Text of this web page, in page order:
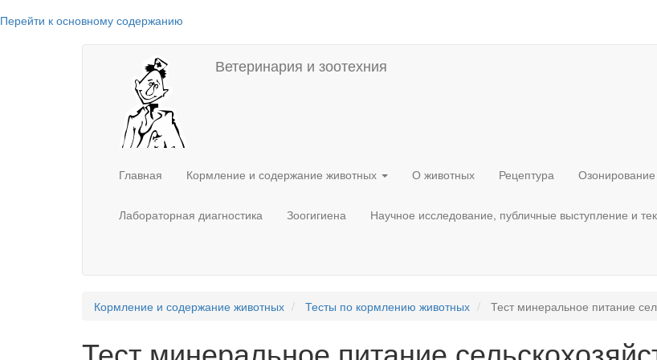
Перейти к основному содержанию
Ветеринария и зоотехния
Main
navigation
Главная Кормление и содержание животных О животных Рецептура
Лабораторная диагностика Зоогигиена Научное исследование, публичные выступление и
User
account
menu
Кормление и содержание животных Тесты по кормлению животных Тест минеральное питание